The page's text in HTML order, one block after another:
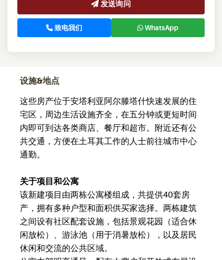
发送询问
致电我们 WhatsApp
设施&地点
这些房产位于安塔利亚阿尔滕塔什快速发展的住
宅区，周边生活设施齐全，在五分钟或更短时间
内即可到达各类商店、餐厅和超市。附近还有公
共交通，方便在土耳其工作的人士前往城市中心
通勤。
关于项目和公寓
该新建项目由两栋公寓楼组成，共提供40套房
产，拥有多种户型和面积供买家选择。两栋建筑
之间设有社区配套设施，包括景观花园（适合休
闲放松）、游泳池（用于消暑放松），以及居民
休闲和交流的公共区域。